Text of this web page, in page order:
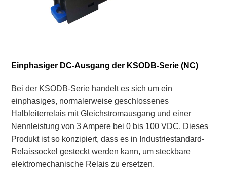
Einphasiger DC-Ausgang der KSODB-Serie (NC)
Bei der KSODB-Serie handelt es sich um ein
einphasiges, normalerweise geschlossenes
Halbleiterrelais mit Gleichstromausgang und einer
Nennleistung von 3 Ampere bei 0 bis 100 VDC. Dieses
Produkt ist so konzipiert, dass es in Industriestandard-
Relaissockel gesteckt werden kann, um steckbare
elektromechanische Relais zu ersetzen.